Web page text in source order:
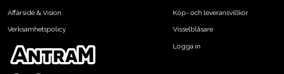
Affärsidé & Vision
Verksamhetspolicy
Köp- och leveransvillkor
Visselblåsare
Logga in